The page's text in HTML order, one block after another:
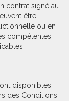
contrat signé au
être
ou en
compétentes,
disponibles
des Conditions